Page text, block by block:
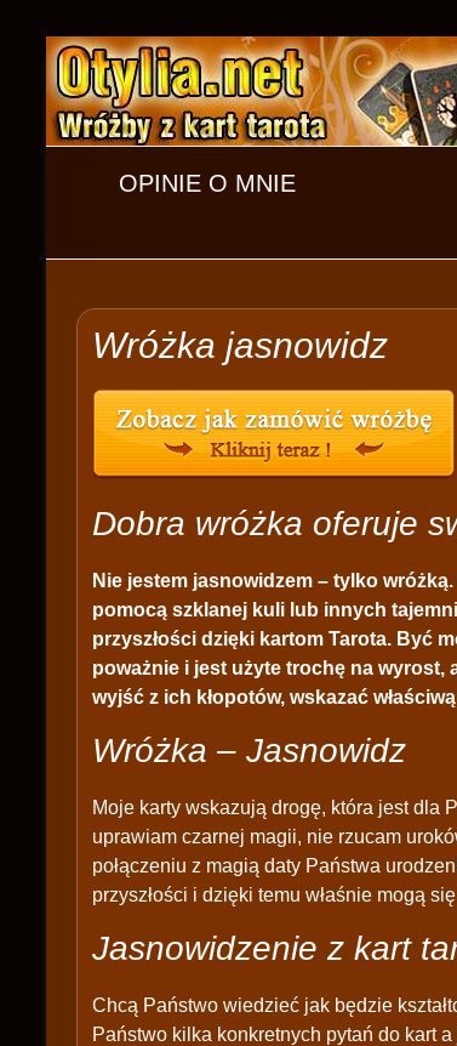
OPINIE O MNIE
Wróżka jasnowidz
Dobra wróżka oferuje
Nie jestem jasnowidzem – tylko
pomocą szklanej kuli lub innych
przyszłości dzięki kartom Tarota. Być
poważnie i jest użyte trochę na wyrost,
wyjść z ich kłopotów, wskazać
Wróżka – Jasnowidz
Moje karty wskazują drogę, która jest dla
uprawiam czarnej magii, nie rzucam
połączeniu z magią daty Państwa
przyszłości i dzięki temu właśnie mogą
Jasnowidzenie z kart
Chcą Państwo wiedzieć jak będzie
Państwo kilka konkretnych pytań do kart